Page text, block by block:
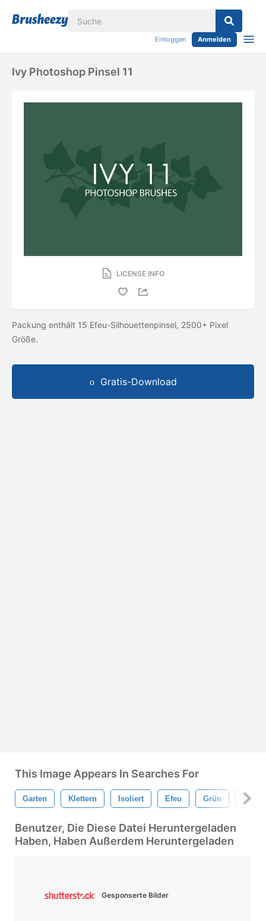
Einloggen Anmelden
Ivy Photoshop Pinsel 11
LICENSE INFO
Packung enthält 15 Efeu-Silhouettenpinsel, 2500+ Pixel
Größe.
Gratis-Download
This Image Appears In Searches For
Garten Klettern Isoliert Efeu Grün Mauer
Benutzer, Die Diese Datei Heruntergeladen
Haben, Haben Außerdem Heruntergeladen
Gesponserte Bilder